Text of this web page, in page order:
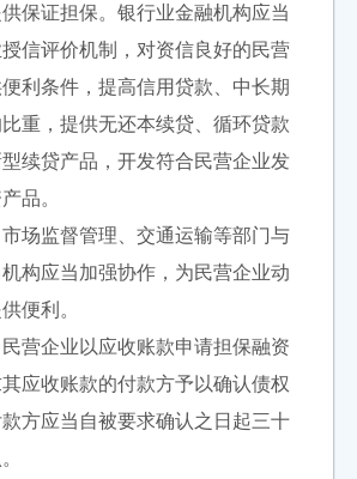
保证担保。银行业金融机构应当
信评价机制，对资信良好的民营
利条件，提高信用贷款、中长期
重，提供无还本续贷、循环贷款
续贷产品，开发符合民营企业发
品。
场监督管理、交通运输等部门与
构应当加强协作，为民营企业动
便利。
营企业以应收账款申请担保融资
应收账款的付款方予以确认债权
方应当自被要求确认之日起三十